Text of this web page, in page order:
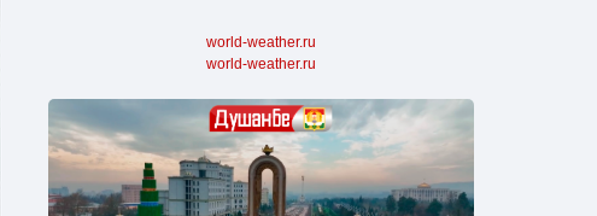
world-weather.ru
world-weather.ru